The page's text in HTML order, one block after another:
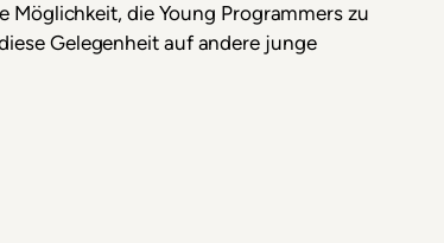
Möglichkeit, die Young Programmers zu
Gelegenheit auf andere junge